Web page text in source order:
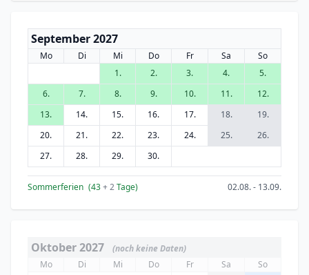
September 2027
Mo Di Mi Do Fr Sa
So
1.
2. 3. 4.
5.
6.
7. 8. 9. 10. 11.
12.
13.
14. 15. 16. 17. 18.
19.
20.
21. 22. 23. 24. 25.
26.
27.
28. 29. 30.
Sommerferien (43+ 2Tage) 02.08. - 13.09.
Oktober 2027
(noch keine Daten)
Mo
Di Mi Do Fr Sa
So